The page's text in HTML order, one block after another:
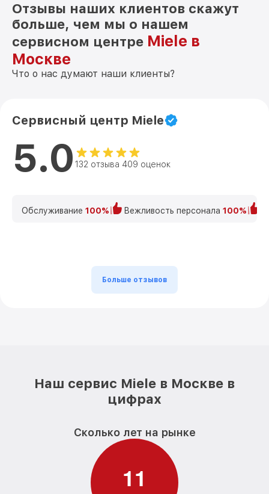
Отзывы наших клиентов скажут
больше, чем мы о нашем
сервисном центре Miele в
Москве
Что о нас думают наши клиенты?
Сервисный центр Miele
5.0 132 отзыва 409 оценок
Обслуживание 100% Вежливость персонала 100%
Больше отзывов
Наш сервис Miele в Москве в
цифрах
Сколько лет на рынке
11